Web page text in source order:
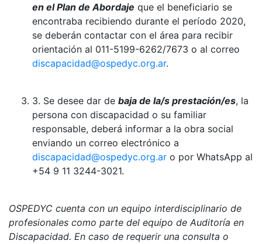
en el Plan de Abordaje que el beneficiario se
encontraba recibiendo durante el período 2020,
se deberán contactar con el área para recibir
orientación al 011-5199-6262/7673 o al correo
discapacidad@ospedyc.org.ar.
3. Se desee dar de baja de la/s prestación/es, la
persona con discapacidad o su familiar
responsable, deberá informar a la obra social
enviando un correo electrónico a
discapacidad@ospedyc.org.ar o por WhatsApp al
+54 9 11 3244-3021.
OSPEDYC cuenta con un equipo interdisciplinario de
profesionales como parte del equipo de Auditoría en
Discapacidad. En caso de requerir una consulta o